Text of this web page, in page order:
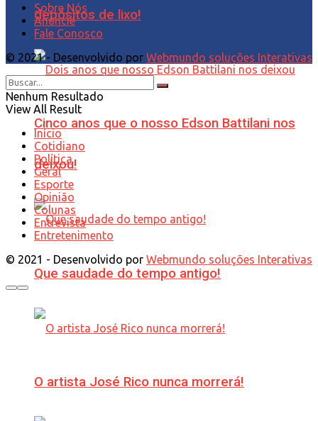
depósitos de lixo!
Cinco anos que o nosso Edson Battilani nos
deixou!
Que saudade do tempo antigo!
O artista José Rico nunca morrerá!
Sobre Nós
Anuncie
Fale Conosco
© 2021 - Desenvolvido por Webmundo soluções Interativas
Nenhum Resultado
View All Result
Início
Cotidiano
Política
Geral
Esporte
Opinião
Colunas
Entrevista
Entretenimento
© 2021 - Desenvolvido por Webmundo soluções Interativas